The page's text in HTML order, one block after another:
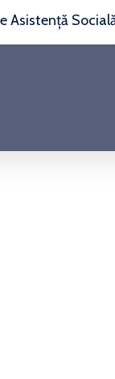
Asistență